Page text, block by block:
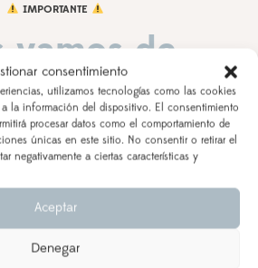
consentimiento
utilizamos tecnologías como las cookies
la información del dispositivo. El consentimiento
procesar datos como el comportamiento de
únicas en este sitio. No consentir o retirar el
negativamente a ciertas características y
Aceptar
Denegar
IMPORTANTE
vamos de
AL 21 DE AGOSTO
a partir del 28 de julio
saldrán,
y tiempo de procesamiento
del producto), a partir del
24 de agosto.
realizados con ENVÍO